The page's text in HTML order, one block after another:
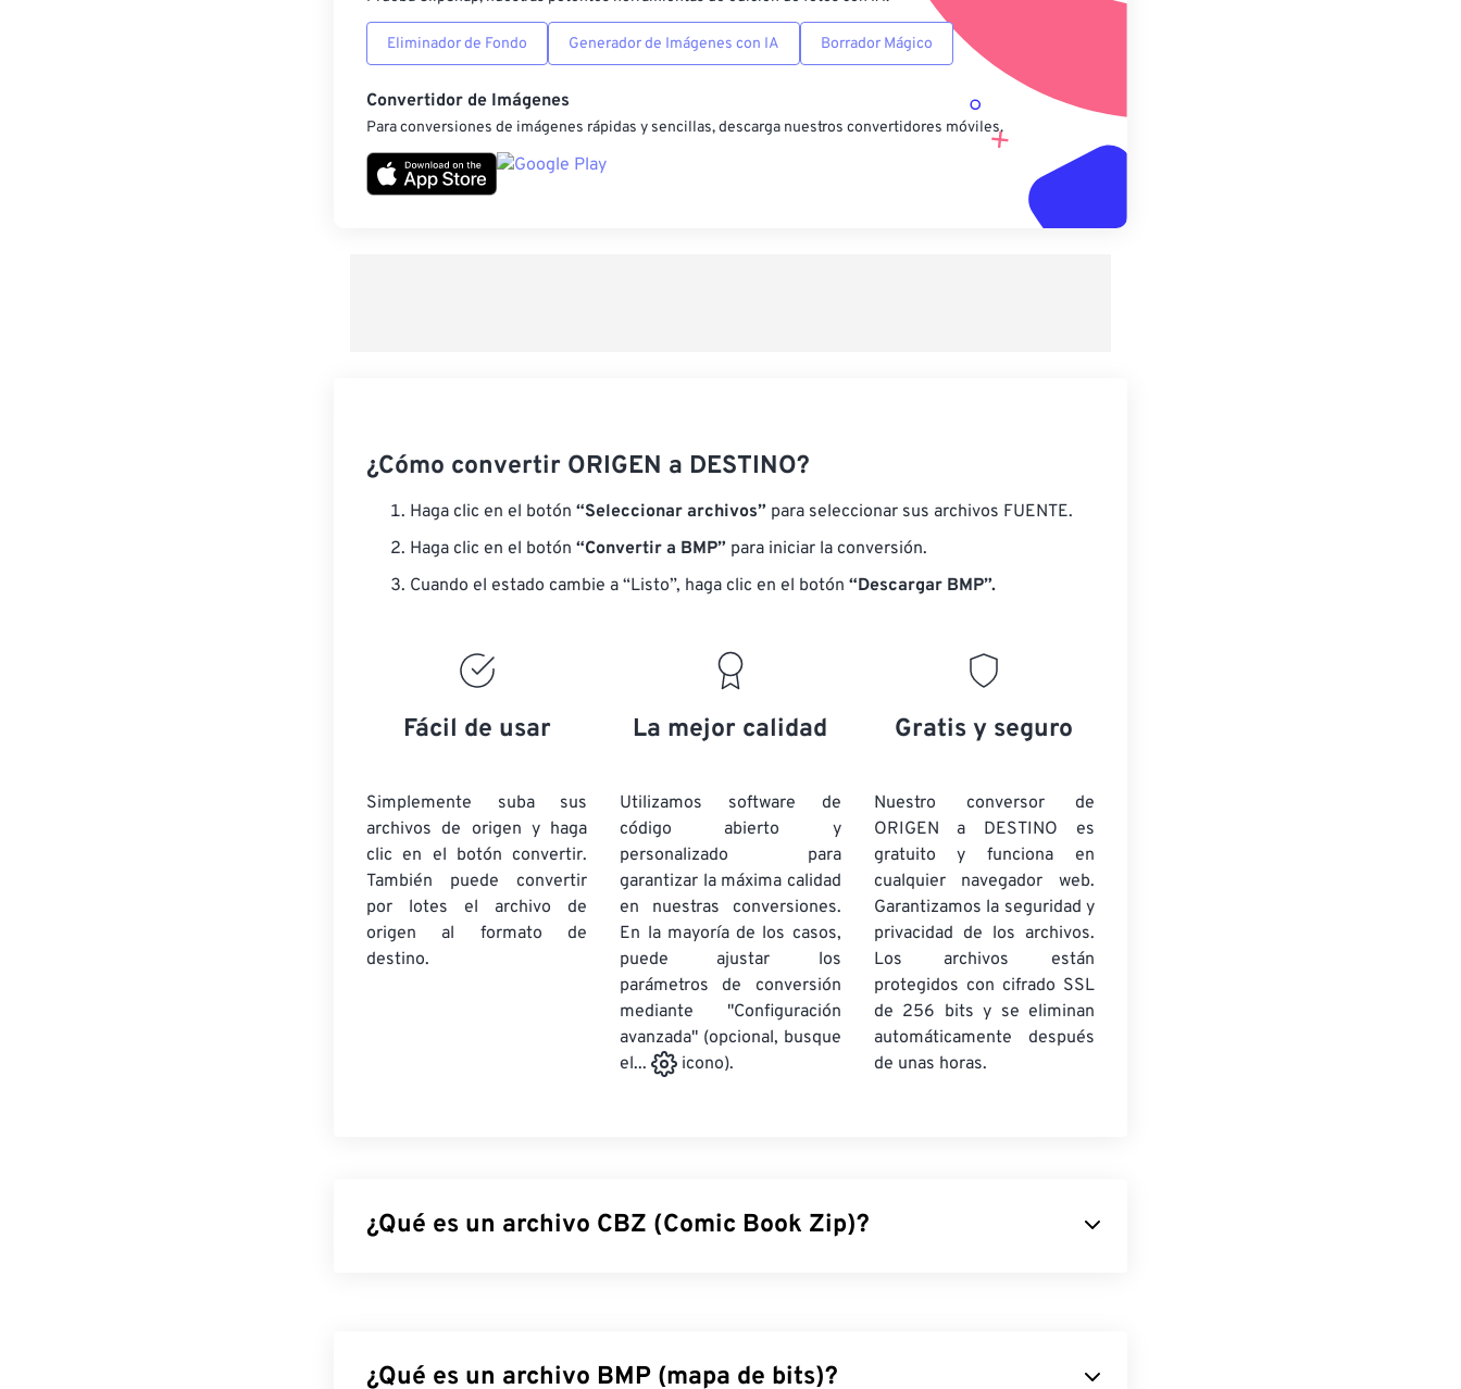
Eliminador de Fondo Generador de Imágenes con IA Borrador Mágico
Convertidor de Imágenes
Para conversiones de imágenes rápidas y sencillas, descarga nuestros convertidores móviles.
¿Cómo convertir ORIGEN a DESTINO?
Haga clic en el botón “Seleccionar archivos” para seleccionar sus archivos FUENTE.
Haga clic en el botón “Convertir a BMP” para iniciar la conversión.
Cuando el estado cambie a “Listo”, haga clic en el botón “Descargar BMP”.
Fácil de usar
Simplemente suba sus
archivos de origen y haga
clic en el botón convertir.
También puede convertir
por lotesel archivo de
origen al formato de
destino.
La mejor calidad
Utilizamos software de
código abierto y
personalizado para
garantizar la máxima calidad
en nuestras conversiones.
En la mayoría de los casos,
puede ajustar los
parámetros de conversión
mediante "Configuración
avanzada" (opcional, busque
el...
icono).
Gratis y seguro
Nuestro conversor de
ORIGEN a DESTINO es
gratuito y funciona en
cualquier navegador web.
Garantizamos la seguridad y
privacidad de los archivos.
Los archivos están
protegidos con cifrado SSL
de 256 bits y se eliminan
automáticamente después
de unas horas.
¿Qué es un archivo CBZ (Comic Book Zip)?
Las letras "CB" en el nombre indican que contiene archivos de cómic, mientras que la "Z"
¿Qué es un archivo BMP (mapa de bits)?